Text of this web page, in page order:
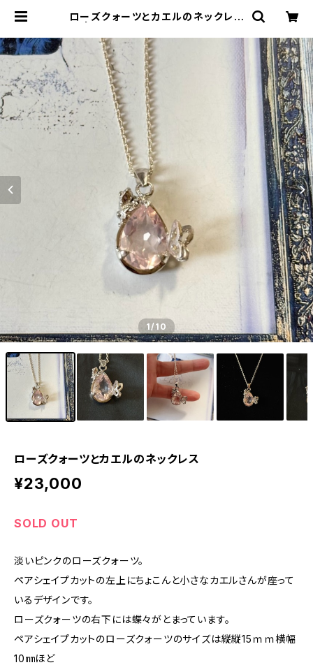
ローズクォーツとカエルのネックレス
1/10
ローズクォーツとカエルのネックレス
¥23,000
SOLD OUT
淡いピンクのローズクォーツ。
ペアシェイプカットの左上にちょこんと小さなカエルさんが座って
いるデザインです。
ローズクォーツの右下には蝶々がとまっています。
ペアシェイプカットのローズクォーツのサイズは縦縦15ｍｍ横幅
10㎜ほど